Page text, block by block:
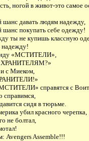
ногой в живот-это самое
шанс давать людям надежду,
шанс покупать себе одежду!
ты не купишь классную
«МСТИТЕЛИ»,
и с Миеком,
справятся с
справимся,
сидя в тюрьме.
убил красного черепка,
не болтал,
Avengers Assemble!!!